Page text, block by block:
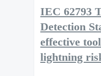
IEC 62793
Detection
effective
lightning